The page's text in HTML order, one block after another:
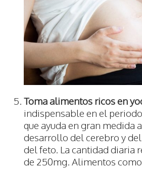
Toma alimentos ricos en
indispensable en el
que ayuda en gran medida
desarrollo del cerebro y
del feto. La cantidad diaria
de 250mg. Alimentos